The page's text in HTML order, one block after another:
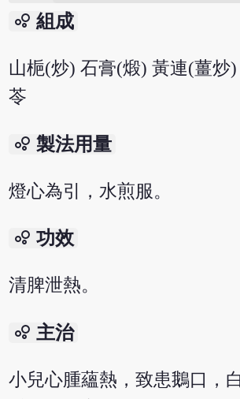
bubble_chart 組成
山梔(炒) 石膏(煅) 黃連(薑炒
苓
bubble_chart 製法用量
燈心為引，水煎服。
bubble_chart 功效
清脾泄熱。
bubble_chart 主治
小兒心腫蘊熱，致患鵝口，